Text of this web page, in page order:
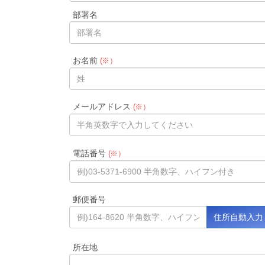
部署名
お名前(※）
メールアドレス (※）
電話番号(※）
郵便番号
所在地